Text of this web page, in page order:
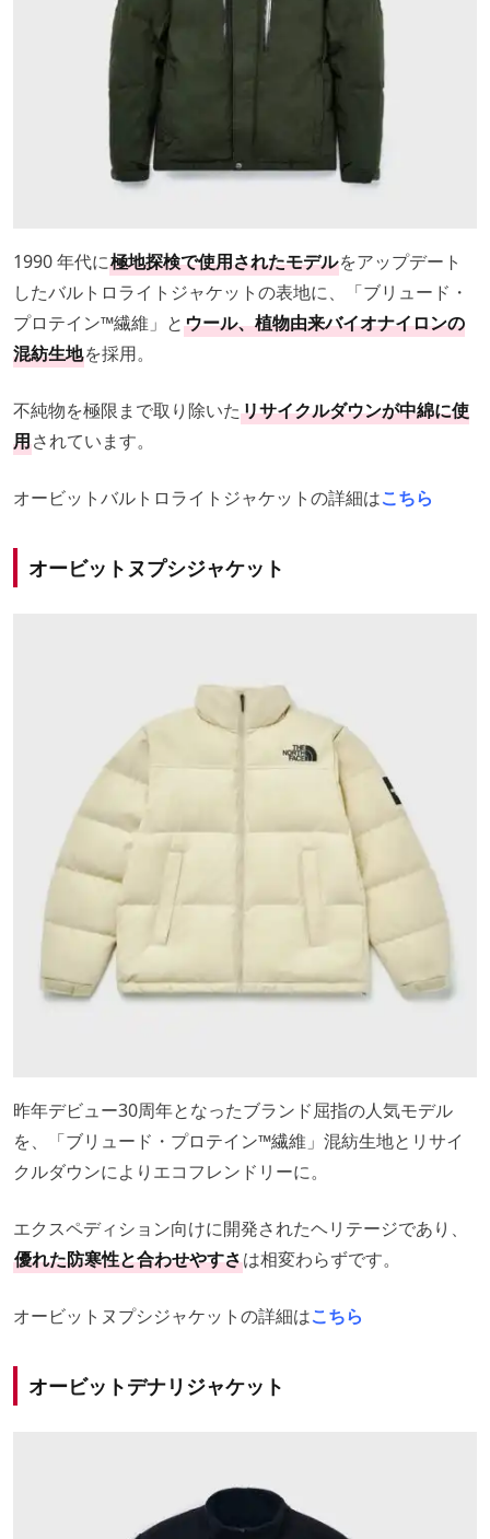
1990 年代に極地探検で使用されたモデルをアップデート
したバルトロライトジャケットの表地に、「ブリュード・
プロテイン™️繊維」とウール、植物由来バイオナイロンの
混紡生地を採用。
不純物を極限まで取り除いたリサイクルダウンが中綿に使
用されています。
オービットバルトロライトジャケットの詳細はこちら
オービットヌプシジャケット
昨年デビュー30周年となったブランド屈指の人気モデル
を、「ブリュード・プロテイン™️繊維」混紡生地とリサイ
クルダウンによりエコフレンドリーに。
エクスペディション向けに開発されたヘリテージであり、
優れた防寒性と合わせやすさは相変わらずです。
オービットヌプシジャケットの詳細はこちら
オービットデナリジャケット